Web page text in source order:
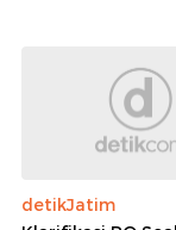
detikJatim